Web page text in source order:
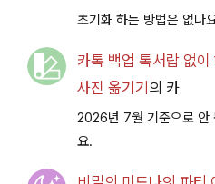
초기화 하는 방법은 없나
카톡 백업 톡서랍 없
사진 옮기기 의 카
2026년 7월 기준으로 안
요.